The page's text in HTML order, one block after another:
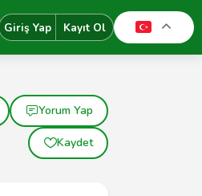
Giriş Yap Kayıt Ol
Yorum Yap
Kaydet